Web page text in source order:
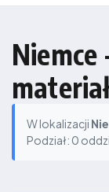
W lokalizacji
Podział: 0